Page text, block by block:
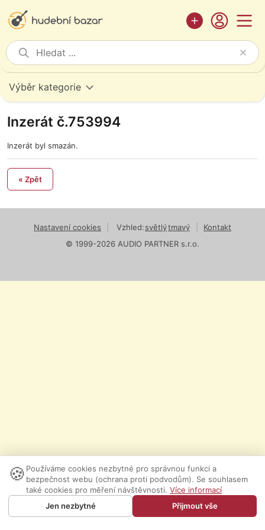
Výběr kategorie
Inzerát č.753994
Inzerát byl smazán.
« Zpět
Nastavení cookies Vzhled:světlýtmavý
Kontakt
© 1999-2026 AUDIO PARTNER s.r.o.
🍪 Používáme cookies nezbytné pro správnou funkci a
bezpečnost webu (ochrana proti podvodům). Se souhlasem
také cookies pro měření návštěvnosti. Více informací
Jen nezbytné
Přijmout vše